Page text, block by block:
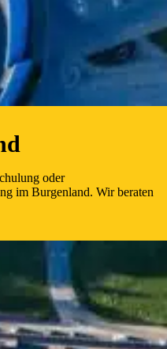
oder
im Burgenland. Wir beraten